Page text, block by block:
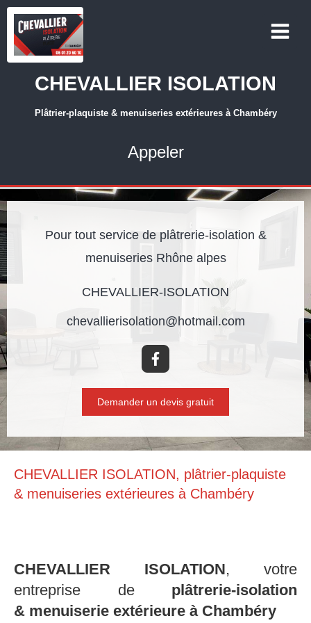
CHEVALLIER ISOLATION
Plâtrier-plaquiste & menuiseries extérieures à Chambéry
Appeler
Pour tout service de plâtrerie-isolation &
menuiseries Rhône alpes
CHEVALLIER-ISOLATION
chevallierisolation@hotmail.com
Demander un devis gratuit
CHEVALLIER ISOLATION, plâtrier-plaquiste
& menuiseries extérieures à Chambéry
CHEVALLIER ISOLATION, votre
entreprise de plâtrerie-isolation
& menuiserie extérieure à Chambéry